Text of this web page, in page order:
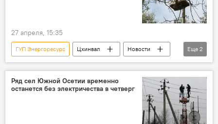
27 апреля, 15:35
ГУП Энергоресурс Цхинвал
Новости
Южная Осетия
Общество
Еще 2
Ряд сел Южной Осетии временно
останется без электричества в четверг